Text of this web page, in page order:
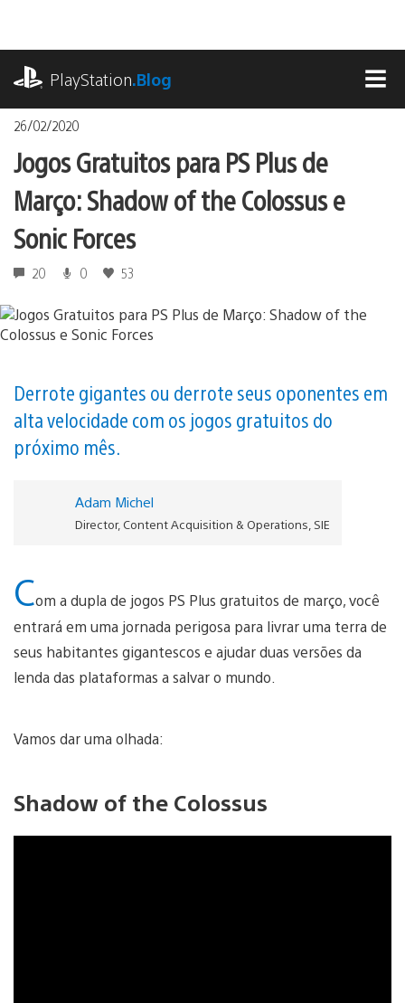
o
conteúdoPlayStation.Blog
26/02/2020
Jogos Gratuitos para PS Plus de
Março: Shadow of the Colossus e
Sonic Forces
20 0 53
Derrote gigantes ou derrote seus oponentes em
alta velocidade com os jogos gratuitos do
próximo mês.
Adam Michel
Director, Content Acquisition & Operations, SIE
Com a dupla de jogos PS Plus gratuitos de março, você
entrará em uma jornada perigosa para livrar uma terra de
seus habitantes gigantescos e ajudar duas versões da
lenda das plataformas a salvar o mundo.
Vamos dar uma olhada:
Shadow of the Colossus